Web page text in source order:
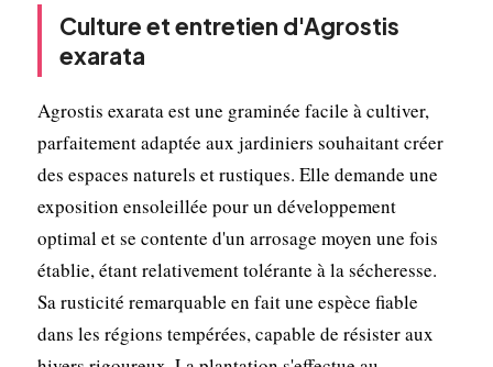
Culture et entretien d'Agrostis
exarata
Agrostis exarata est une graminée facile à cultiver,
parfaitement adaptée aux jardiniers souhaitant créer
des espaces naturels et rustiques. Elle demande une
exposition ensoleillée pour un développement
optimal et se contente d'un arrosage moyen une fois
établie, étant relativement tolérante à la sécheresse.
Sa rusticité remarquable en fait une espèce fiable
dans les régions tempérées, capable de résister aux